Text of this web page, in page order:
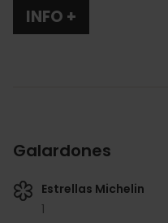
INFO +
Galardones
Estrellas Michelin
1